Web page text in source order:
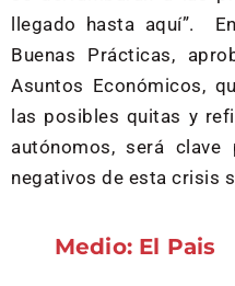
llegado hasta aquí”.
Buenas Prácticas,
Asuntos Económicos,
las posibles quitas y
autónomos, será
negativos de esta crisis
Medio: El Pais